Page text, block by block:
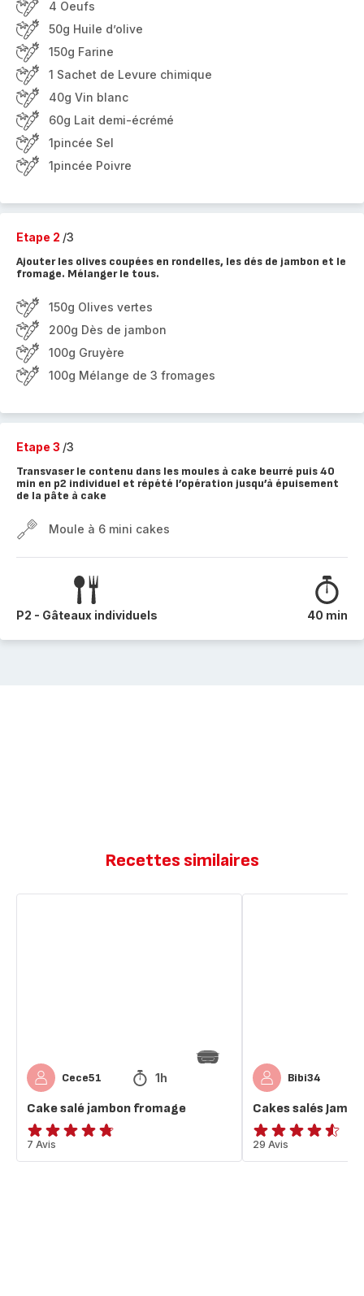
4 Oeufs
50g Huile d’olive
150g Farine
1 Sachet de Levure chimique
40g Vin blanc
60g Lait demi-écrémé
1pincée Sel
1pincée Poivre
Etape 2 /3
Ajouter les olives coupées en rondelles, les dés de jambon et le
fromage. Mélanger le tous.
150g Olives vertes
200g Dès de jambon
100g Gruyère
100g Mélange de 3 fromages
Etape 3 /3
Transvaser le contenu dans les moules à cake beurré puis 40
min en p2 individuel et répété l’opération jusqu’à épuisement
de la pâte à cake
Moule à 6 mini cakes
P2 - Gâteaux individuels 40 min
Recettes similaires
Cece51 1h
Cake salé jambon fromage
ratings.4.7
7 Avis
Bibi34
Cakes salés
ratings.4.5
29 Avis